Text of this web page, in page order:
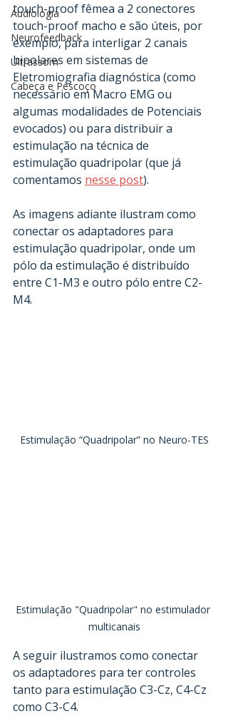
Audiologia
Neurofeedback
Ultrassom
Cabeça e Pescoço
touch-proof fêmea a 2 conectores
touch-proof macho e são úteis, por
exemplo, para interligar 2 canais
bipolares em sistemas de
Eletromiografia diagnóstica (como
necessário em Macro EMG ou
algumas modalidades de Potenciais
evocados) ou para distribuir a
estimulação na técnica de
estimulação quadripolar (que já
comentamos nesse post).
As imagens adiante ilustram como
conectar os adaptadores para
estimulação quadripolar, onde um
pólo da estimulação é distribuído
entre C1-M3 e outro pólo entre C2-
M4.
Estimulação “Quadripolar” no Neuro-TES
Estimulação "Quadripolar" no estimulador
multicanais
A seguir ilustramos como conectar
os adaptadores para ter controles
tanto para estimulação C3-Cz, C4-Cz
como C3-C4.